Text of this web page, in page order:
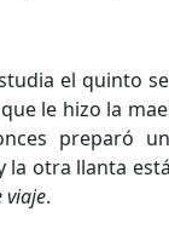
el quinto
le hizo la
preparó
la otra llanta
viaje.